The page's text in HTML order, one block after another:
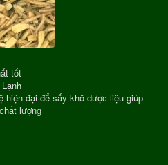
tốt
hiện đại để sấy khô dược liệu giúp
lượng